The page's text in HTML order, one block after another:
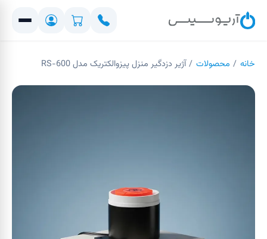
خانه / محصولات / آژیر دزدگیر منزل پیزوالکتریک مدل RS-600